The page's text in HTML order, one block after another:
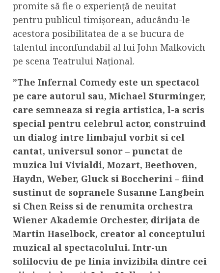
promite să fie o experiență de neuitat
pentru publicul timișorean, aducându-le
acestora posibilitatea de a se bucura de
talentul inconfundabil al lui John Malkovich
pe scena Teatrului Național.
”The Infernal Comedy este un spectacol
pe care autorul sau, Michael Sturminger,
care semneaza si regia artistica, l-a scris
special pentru celebrul actor, construind
un dialog intre limbajul vorbit si cel
cantat, universul sonor – punctat de
muzica lui Vivialdi, Mozart, Beethoven,
Haydn, Weber, Gluck si Boccherini – fiind
sustinut de sopranele Susanne Langbein
si Chen Reiss si de renumita orchestra
Wiener Akademie Orchester, dirijata de
Martin Haselbock, creator al conceptului
muzical al spectacolului. Intr-un
solilocviu de pe linia invizibila dintre cei